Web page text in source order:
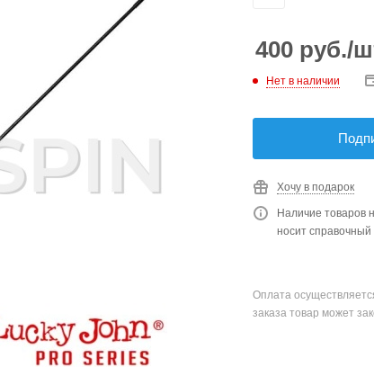
400 руб./
Нет в наличии
Хочу в подарок
Наличие товаров
носит справочный
Оплата
заказа товар может